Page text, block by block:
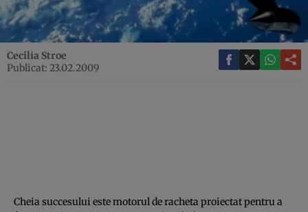
Cecilia Stroe
Publicat: 23.02.2009
Cheia succesului este motorul de racheta proiectat pentru a